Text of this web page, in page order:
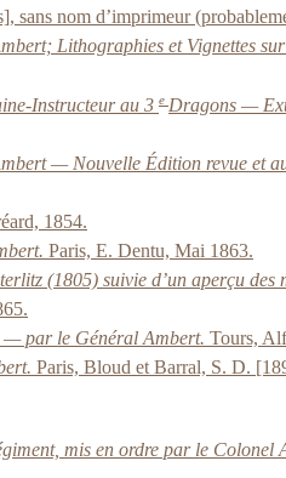
sans nom d’imprimeur
Lithographies et Vignettes
Instructeur au 3 e Dragons —
— Nouvelle Édition revue et
1854.
Paris, E. Dentu, Mai 1863.
(1805) suivie d’un aperçu
par le Général Ambert. Tours,
Paris, Bloud et Barral, S. D.
mis en ordre par le Colonel